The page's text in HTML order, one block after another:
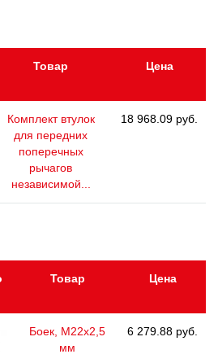
Товар Цена
Комплект втулок
для передних
поперечных
рычагов
независимой...
18 968.09 руб.
Товар Цена
Боек, М22х2,5
мм
6 279.88 руб.